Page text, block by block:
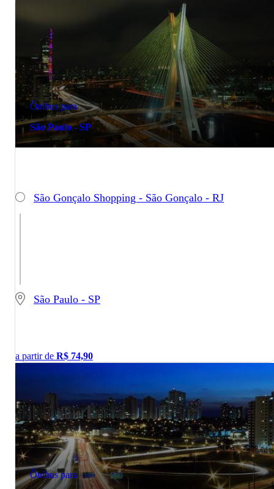
Ônibus para
São Paulo - SP
São Gonçalo Shopping - São Gonçalo - RJ
São Paulo - SP
a partir de R$ 74,90
Ônibus para